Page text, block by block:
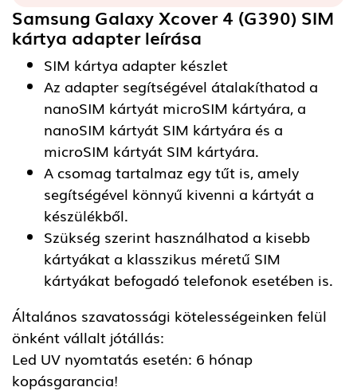
Samsung Galaxy Xcover 4 (G390) SIM
kártya adapterleírása
SIM kártya adapter készlet
Az adapter segítségével átalakíthatod a
nanoSIM kártyát microSIM kártyára, a
nanoSIM kártyát SIM kártyára és a
microSIM kártyát SIM kártyára.
A csomag tartalmaz egy tűt is, amely
segítségével könnyű kivenni a kártyát a
készülékből.
Szükség szerint használhatod a kisebb
kártyákat a klasszikus méretű SIM
kártyákat befogadó telefonok esetében is.
Általános szavatossági kötelességeinken felül
önként vállalt jótállás:
Led UV nyomtatás esetén: 6 hónap
kopásgarancia!